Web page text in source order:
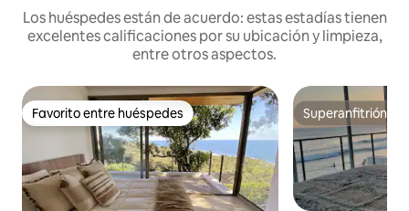
Los huéspedes están de acuerdo: estas estadías tienen
excelentes calificaciones por su ubicación y limpieza,
entre otros aspectos.
Favorito entre huéspedes
Favorito entre huéspedes Superanfitrión
Superanfitrión